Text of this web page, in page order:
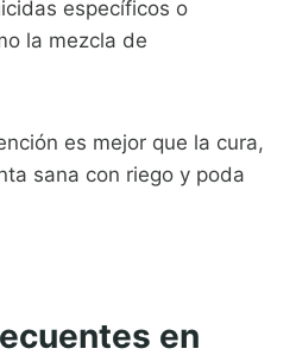
específicos o
la mezcla de
es mejor que la cura,
sana con riego y poda
en